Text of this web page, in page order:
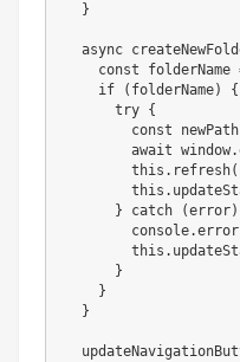
  }
async
const folderName
    if (folderName) {
      try {
const
await
} catch (error)
      }
    }
  }